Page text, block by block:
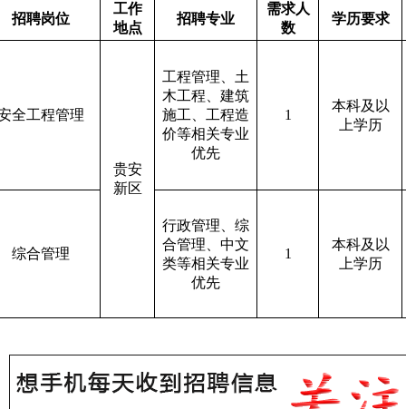
招聘岗位
工作
地点
招聘专业
需求人
数
学历要求
全工程管理
贵安
新区
工程管理、土
木工程、建筑
施工、工程造
价等相关专业
优先
1
本科及以
上学历
综合管理
行政管理、综
合管理、中文
类等相关专业
优先
1
本科及以
上学历